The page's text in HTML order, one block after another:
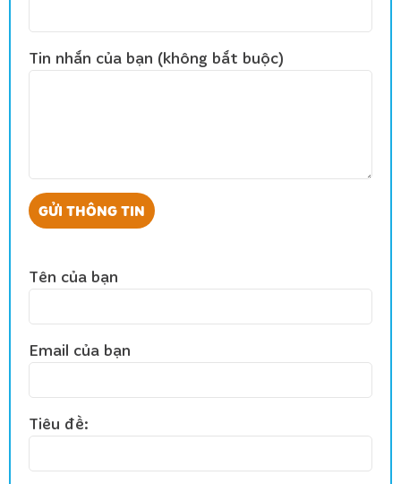
Tin nhắn của bạn (không bắt buộc)
Tên của bạn
Email của bạn
Tiêu đề: